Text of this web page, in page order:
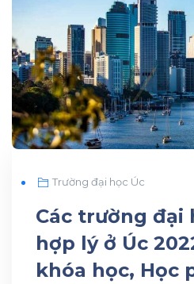
Trường đại học Úc
Các trường đại
hợp lý ở Úc
khóa học, Học